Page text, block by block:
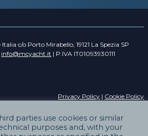
Italia c/o Porto Mirabello, 19121 La Spezia SP
info@mcyacht.it | P.IVA IT01093930111
Privacy Policy | Cookie Policy
parties use cookies or similar
purposes and, with your